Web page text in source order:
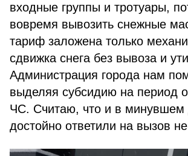
входные группы и тротуары,
вовремя вывозить снежные
тариф заложена только
сдвижка снега без вывоза и
Администрация города нам
выделяя субсидию на период
ЧС. Считаю, что и в минувшем
достойно ответили на вызов